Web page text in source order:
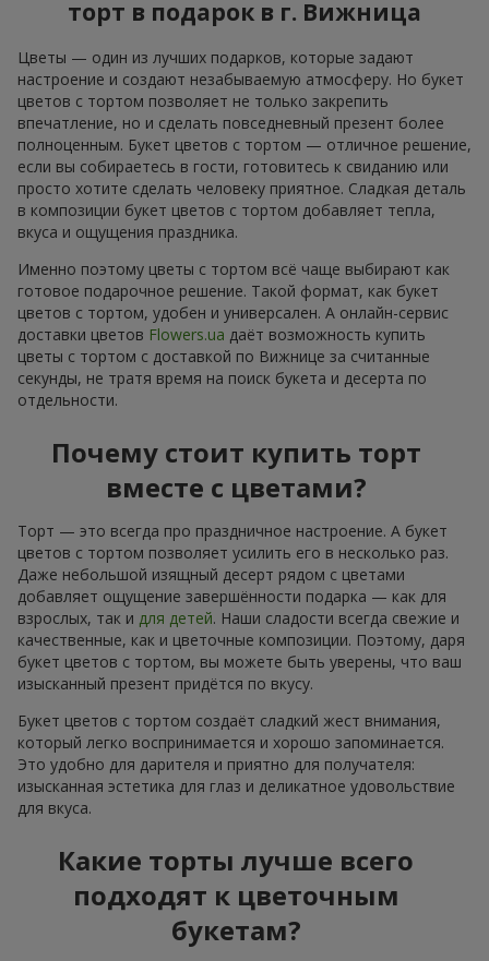
торт в подарок в г. Вижница
Цветы — один из лучших подарков, которые задают
настроение и создают незабываемую атмосферу. Но букет
цветов с тортом позволяет не только закрепить
впечатление, но и сделать повседневный презент более
полноценным. Букет цветов с тортом — отличное решение,
если вы собираетесь в гости, готовитесь к свиданию или
просто хотите сделать человеку приятное. Сладкая деталь
в композиции букет цветов с тортом добавляет тепла,
вкуса и ощущения праздника.
Именно поэтому цветы с тортом всё чаще выбирают как
готовое подарочное решение. Такой формат, как букет
цветов с тортом, удобен и универсален. А онлайн-сервис
доставки цветов Flowers.ua даёт возможность купить
цветы с тортом с доставкой по Вижнице за считанные
секунды, не тратя время на поиск букета и десерта по
отдельности.
Почему стоит купить торт
вместе с цветами?
Торт — это всегда про праздничное настроение. А букет
цветов с тортом позволяет усилить его в несколько раз.
Даже небольшой изящный десерт рядом с цветами
добавляет ощущение завершённости подарка — как для
взрослых, так и для детей. Наши сладости всегда свежие и
качественные, как и цветочные композиции. Поэтому, даря
букет цветов с тортом, вы можете быть уверены, что ваш
изысканный презент придётся по вкусу.
Букет цветов с тортом создаёт сладкий жест внимания,
который легко воспринимается и хорошо запоминается.
Это удобно для дарителя и приятно для получателя:
изысканная эстетика для глаз и деликатное удовольствие
для вкуса.
Какие торты лучше всего
подходят к цветочным
букетам?